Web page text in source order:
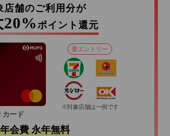
店舗のご利用分が
ポイント還元
カード
要エントリー
※対象店舗は一例です
年会費 永年無料